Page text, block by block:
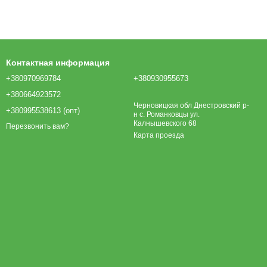
Контактная информация
+380970969784
+380664923572
+380995538613 (опт)
Перезвонить вам?
+380930955673
Черновицкая обл Днестровский р-
н с. Романковцы ул.
Калнышевского 68
Карта проезда